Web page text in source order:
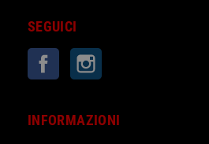
SEGUICI
Facebook
INFORMAZIONI